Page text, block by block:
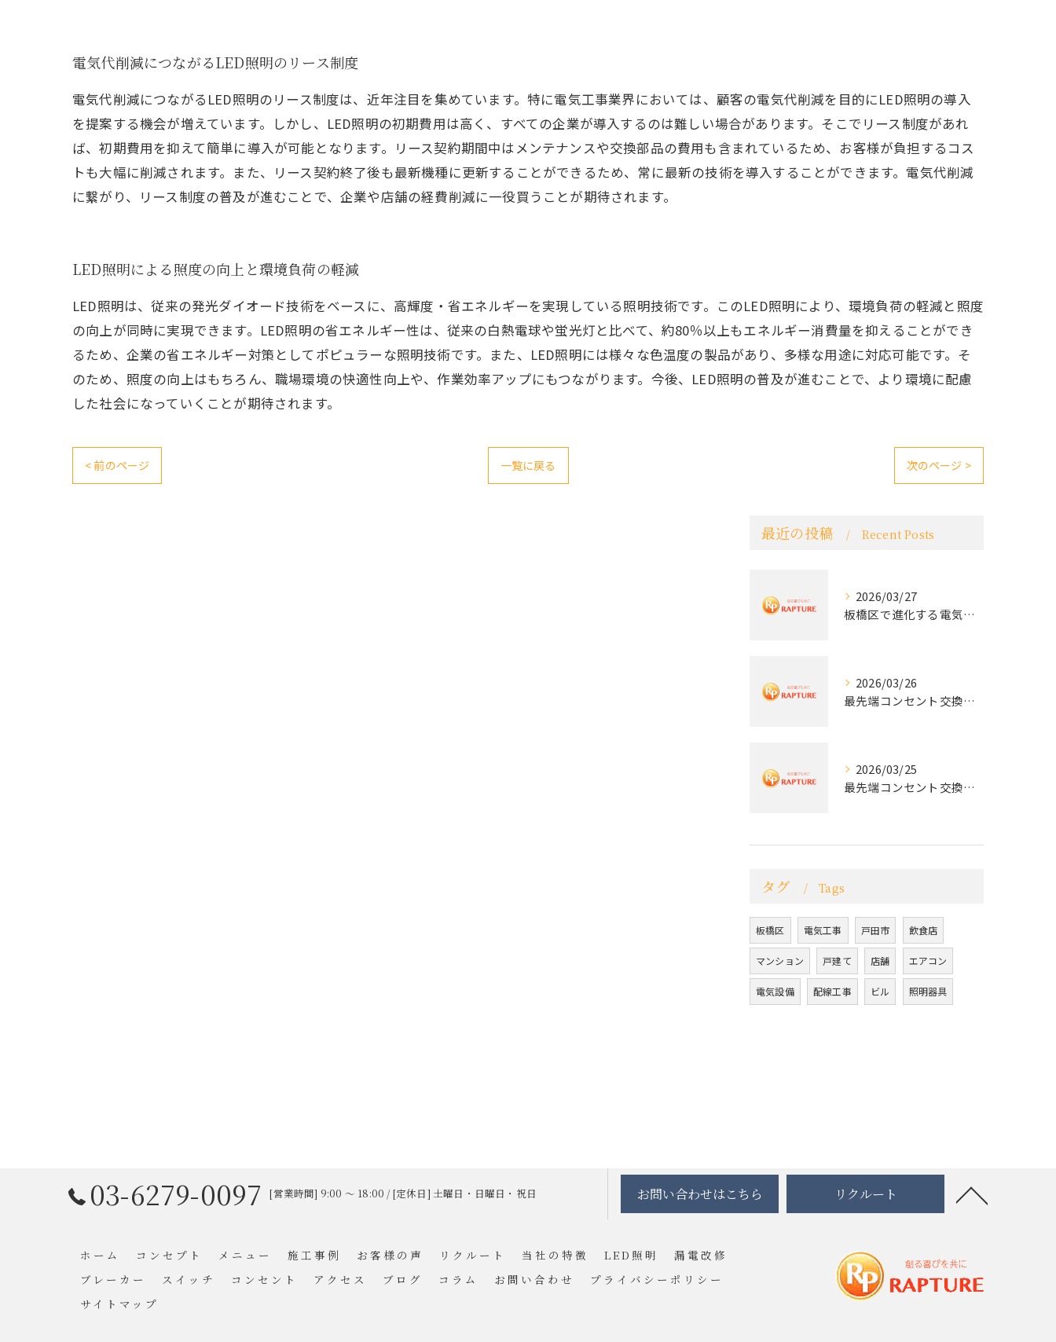
電気代削減につながるLED照明のリース制度
電気代削減につながるLED照明のリース制度は、近年注目を集めています。特に電気工事業界においては、顧客の電気代削減を目的にLED照明の導入
を提案する機会が増えています。しかし、LED照明の初期費用は高く、すべての企業が導入するのは難しい場合があります。そこでリース制度があれ
ば、初期費用を抑えて簡単に導入が可能となります。リース契約期間中はメンテナンスや交換部品の費用も含まれているため、お客様が負担するコス
トも大幅に削減されます。また、リース契約終了後も最新機種に更新することができるため、常に最新の技術を導入することができます。電気代削減
に繋がり、リース制度の普及が進むことで、企業や店舗の経費削減に一役買うことが期待されます。
LED照明による照度の向上と環境負荷の軽減
LED照明は、従来の発光ダイオード技術をベースに、高輝度・省エネルギーを実現している照明技術です。このLED照明により、環境負荷の軽減と照度
の向上が同時に実現できます。LED照明の省エネルギー性は、従来の白熱電球や蛍光灯と比べて、約80％以上もエネルギー消費量を抑えることができ
るため、企業の省エネルギー対策としてポピュラーな照明技術です。また、LED照明には様々な色温度の製品があり、多様な用途に対応可能です。そ
のため、照度の向上はもちろん、職場環境の快適性向上や、作業効率アップにもつながります。今後、LED照明の普及が進むことで、より環境に配慮
した社会になっていくことが期待されます。
< 前のページ 一覧に戻る 次のページ >
最近の投稿 Recent Posts
2026/03/27
板橋区で進化する電気工事と最新コンセント交換技術
2026/03/26
最先端コンセント交換で快適な生活を実現する電気工事の技術
2026/03/25
最先端コンセント交換で実現する安全と快適な住環境
タグ Tags
板橋区 電気工事 戸田市 飲食店
マンション 戸建て 店舗 エアコン
電気設備 配線工事 ビル 照明器具
03-6279-0097 [営業時間] 9:00 ～ 18:00 / [定休日] 土曜日・日曜日・祝日 お問い合わせはこちら リクルート
ホーム コンセプト メニュー 施工事例 お客様の声 リクルート 当社の特徴 LED照明
漏電改修
ブレーカー
スイッチ コンセント アクセス ブログ コラム お問い合わせ
プライバシーポリシー
サイトマップ